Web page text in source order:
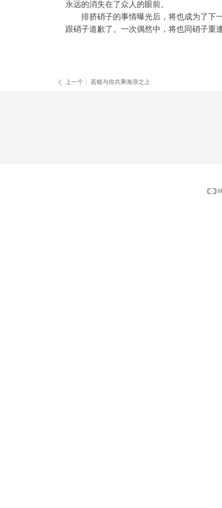
ꄴ 上一个： 若能与你共乘海浪之上
永远的消失在了众人的眼前。
排挤硝子的事情曝光后，将也成为了下一
跟硝子道歉了。一次偶然中，将也同硝子重